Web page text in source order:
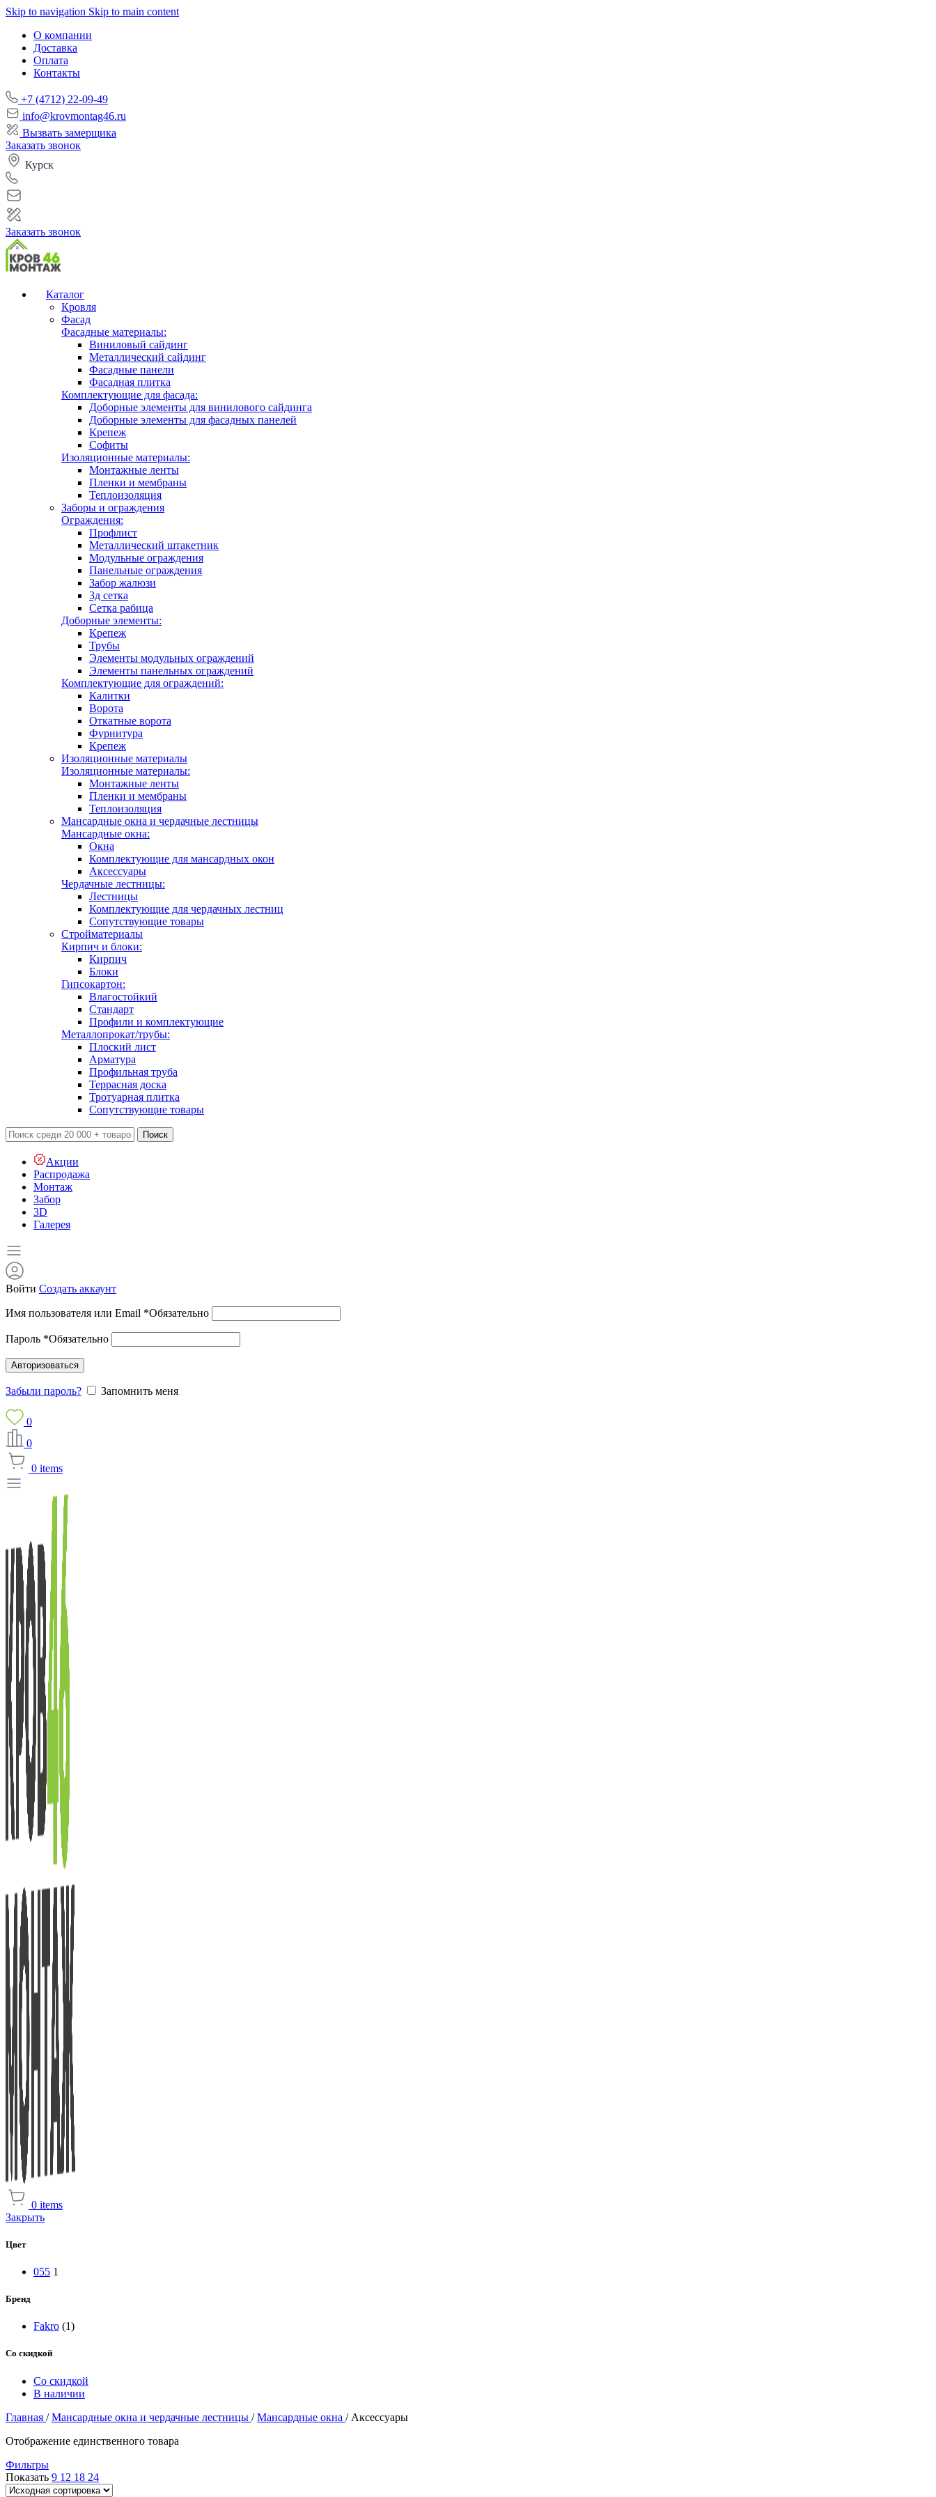
Skip to navigation Skip to main content
О компании
Доставка
Оплата
Контакты
+7 (4712) 22-09-49
info@krovmontag46.ru
Вызвать замерщика
Заказать звонок
Курск
Заказать звонок
Каталог
Кровля
Фасад
Фасадные материалы:
Виниловый сайдинг
Металлический сайдинг
Фасадные панели
Фасадная плитка
Комплектующие для фасада:
Доборные элементы для винилового сайдинга
Доборные элементы для фасадных панелей
Крепеж
Софиты
Изоляционные материалы:
Монтажные ленты
Пленки и мембраны
Теплоизоляция
Заборы и ограждения
Ограждения:
Профлист
Металлический штакетник
Модульные ограждения
Панельные ограждения
Забор жалюзи
3д сетка
Сетка рабица
Доборные элементы:
Крепеж
Трубы
Элементы модульных ограждений
Элементы панельных ограждений
Комплектующие для ограждений:
Калитки
Ворота
Откатные ворота
Фурнитура
Крепеж
Изоляционные материалы
Изоляционные материалы:
Монтажные ленты
Пленки и мембраны
Теплоизоляция
Мансардные окна и чердачные лестницы
Мансардные окна:
Окна
Комплектующие для мансардных окон
Аксессуары
Чердачные лестницы:
Лестницы
Комплектующие для чердачных лестниц
Сопутствующие товары
Стройматериалы
Кирпич и блоки:
Кирпич
Блоки
Гипсокартон:
Влагостойкий
Стандарт
Профили и комплектующие
Металлопрокат/трубы:
Плоский лист
Арматура
Профильная труба
Террасная доска
Тротуарная плитка
Сопутствующие товары
Поиск
Акции
Распродажа
Монтаж
Забор
3D
Галерея
Войти Создать аккаунт
Имя пользователя или Email *Обязательно
Пароль *Обязательно
Авторизоваться
Забыли пароль? Запомнить меня
0
0
0 items
0 items
Закрыть
Цвет
055 1
Бренд
Fakro (1)
Со скидкой
Со скидкой
В наличии
Главная / Мансардные окна и чердачные лестницы / Мансардные окна / Аксессуары
Отображение единственного товара
Фильтры
Показать 9 12 18 24